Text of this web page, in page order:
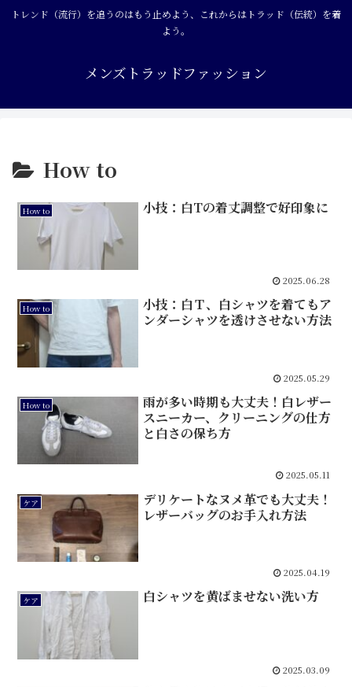
トレンド（流行）を追うのはもう止めよう、これからはトラッド（伝統）を着
よう。
メンズトラッドファッション
How to
How to 小技：白Tの着丈調整で好印象に
2025.06.28
How to
小技：白Ｔ、白シャツを着てもア
ンダーシャツを透けさせない方法
2025.05.29
How to
雨が多い時期も大丈夫！白レザー
スニーカー、クリーニングの仕方
と白さの保ち方
2025.05.11
ケア
デリケートなヌメ革でも大丈夫！
レザーバッグのお手入れ方法
2025.04.19
ケア 白シャツを黄ばませない洗い方
2025.03.09